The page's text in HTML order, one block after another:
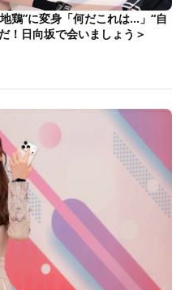
鶏”に変身「何だこれは…」“自
！日向坂で会いましょう＞